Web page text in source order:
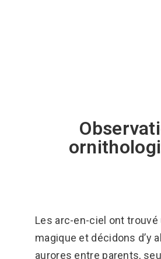
Les arc-en-ciel ont trouvé
magique et décidons d’y
aurores entre parents,